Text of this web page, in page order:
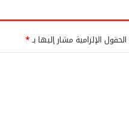
الحقول الإلزامية مشار إليها بـ*